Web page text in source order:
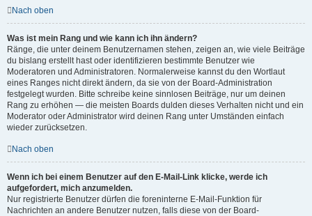
Nach oben
Was ist mein Rang und wie kann ich ihn ändern?
Ränge, die unter deinem Benutzernamen stehen, zeigen an, wie viele Beiträge
du bislang erstellt hast oder identifizieren bestimmte Benutzer wie
Moderatoren und Administratoren. Normalerweise kannst du den Wortlaut
eines Ranges nicht direkt ändern, da sie von der Board-Administration
festgelegt wurden. Bitte schreibe keine sinnlosen Beiträge, nur um deinen
Rang zu erhöhen — die meisten Boards dulden dieses Verhalten nicht und ein
Moderator oder Administrator wird deinen Rang unter Umständen einfach
wieder zurücksetzen.
Nach oben
Wenn ich bei einem Benutzer auf den E-Mail-Link klicke, werde ich
aufgefordert, mich anzumelden.
Nur registrierte Benutzer dürfen die foreninterne E-Mail-Funktion für
Nachrichten an andere Benutzer nutzen, falls diese von der Board-